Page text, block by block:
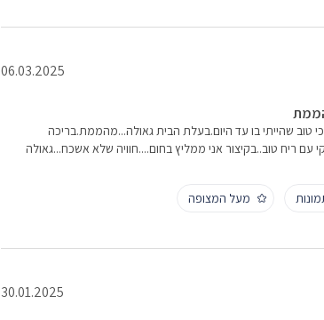
06.03.2025
טוב שהייתי בו עד היום.בעלת הבית גאולה...מהממת.בריכה
עם ריח טוב..בקיצור אני ממליץ בחום....חוויה שלא אשכח...גאולה
מעל המצופה
30.01.2025